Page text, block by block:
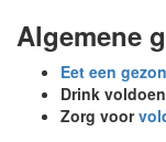
Algemene
Eet een
Drink
Zorg voor